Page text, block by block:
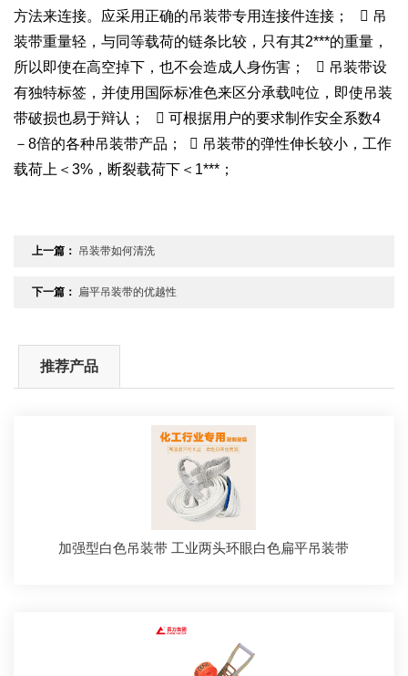
方法来连接。应采用正确的吊装带专用连接件连接；  吊
装带重量轻，与同等载荷的链条比较，只有其2***的重量，
所以即使在高空掉下，也不会造成人身伤害；  吊装带设
有独特标签，并使用国际标准色来区分承载吨位，即使吊装
带破损也易于辩认；  可根据用户的要求制作安全系数4
－8倍的各种吊装带产品；  吊装带的弹性伸长较小，工作
载荷上＜3%，断裂载荷下＜1***；
上一篇： 吊装带如何清洗
下一篇： 扁平吊装带的优越性
推荐产品
加强型白色吊装带 工业两头环眼白色扁平吊装带